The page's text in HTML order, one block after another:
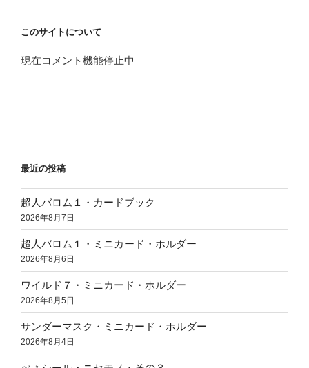
このサイトについて
現在コメント機能停止中
最近の投稿
超人バロム１・カードブック
2026年8月7日
超人バロム１・ミニカード・ホルダー
2026年8月6日
ワイルド７・ミニカード・ホルダー
2026年8月5日
サンダーマスク・ミニカード・ホルダー
2026年8月4日